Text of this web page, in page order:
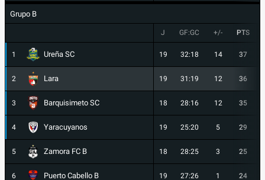
Grupo B
J GF:GC +/- PTS
1 Ureña SC 19 32:18 14 37
2 Lara 19 31:19 12 36
3 Barquisimeto SC 18 28:16 12 35
4 Yaracuyanos 19 25:20 5 29
5 Zamora FC B 18 28:25 3 25
6 Puerto Cabello B 19 27:26 1 24